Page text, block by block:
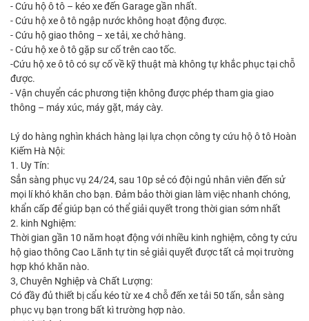
- Cứu hộ ô tô – kéo xe đến Garage gần nhất.
- Cứu hộ xe ô tô ngập nước không hoạt động được.
- Cứu hộ giao thông – xe tải, xe chở hàng.
- Cứu hộ xe ô tô gặp sư cố trên cao tốc.
-Cứu hộ xe ô tô có sự cố về kỹ thuật mà không tự khắc phục tại chỗ
được.
- Vận chuyển các phương tiện không được phép tham gia giao
thông – máy xúc, máy gặt, máy cày.
Lý do hàng nghìn khách hàng lại lựa chọn công ty cứu hộ ô tô Hoàn
Kiếm Hà Nội:
1. Uy Tín:
Sẳn sàng phục vụ 24/24, sau 10p sẻ có đội ngủ nhân viên đến sử
mọi lí khó khăn cho bạn. Đảm bảo thời gian làm việc nhanh chóng,
khẩn cấp để giúp bạn có thể giải quyết trong thời gian sớm nhất
2. kinh Nghiệm:
Thời gian gần 10 năm hoạt động với nhiều kinh nghiệm, công ty cứu
hộ giao thông Cao Lãnh tự tin sẻ giải quyết được tất cả mọi trường
hợp khó khăn nào.
3, Chuyên Nghiệp và Chất Lượng:
Có đầy đủ thiết bị cẩu kéo từ xe 4 chỗ đến xe tải 50 tấn, sẳn sàng
phục vụ bạn trong bất kì trường hợp nào.